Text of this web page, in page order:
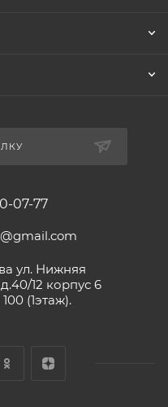
07-77
ул. Нижняя
12 корпус 6
(1этаж).